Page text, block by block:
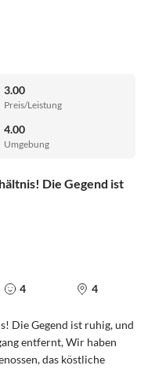
3.00
Preis/Leistung
4.00
Umgebung
Die Gegend ist
4 4
Die Gegend ist ruhig, und
entfernt, Wir haben
das köstliche